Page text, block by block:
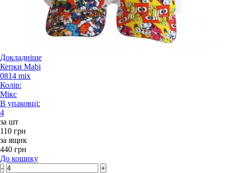
Докладніше
Кепки Mabi
0814 mix
Колір:
Мікс
В упаковці:
4
за шт
110 грн
за ящик
440 грн
До кошику
-
+